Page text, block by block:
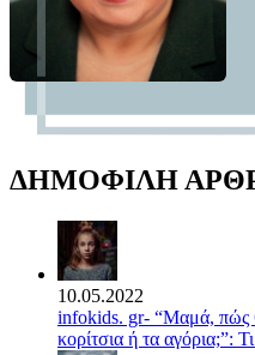
ΔΗΜΟΦΙΛΗ
10.05.2022
infokids. gr- “Μαμά, πώς
κορίτσια ή τα αγόρια;”: